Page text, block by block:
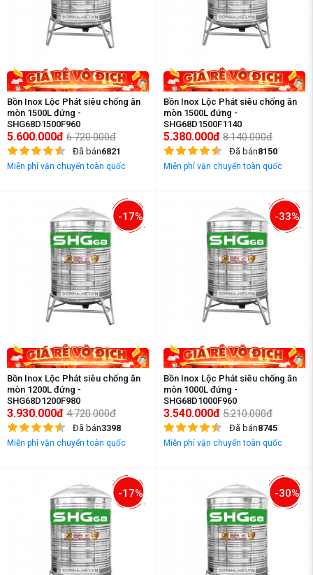
Bồn Inox Lộc Phát siêu chống ăn
mòn 1500L đứng -
SHG68D1500F960
5.600.000đ 6.720.000đ
Đã bán6821
Miễn phí vận chuyển toàn quốc
Bồn Inox Lộc Phát siêu chống ăn
mòn 1500L đứng -
SHG68D1500F1140
5.380.000đ 8.140.000đ
Đã bán8150
Miễn phí vận chuyển toàn quốc
-17%
Bồn Inox Lộc Phát siêu chống ăn
mòn 1200L đứng -
SHG68D1200F980
3.930.000đ 4.720.000đ
Đã bán3398
Miễn phí vận chuyển toàn quốc
-33%
Bồn Inox Lộc Phát siêu chống ăn
mòn 1000L đứng -
SHG68D1000F960
3.540.000đ 5.210.000đ
Đã bán8745
Miễn phí vận chuyển toàn quốc
-17% -30%